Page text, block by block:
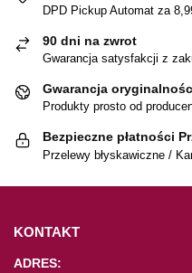
DPD Pickup Automat za
90 dni na zwrot
Gwarancja satysfakcji z
Gwarancja
Produkty prosto od
Bezpieczne płatności
Przelewy błyskawiczne /
KONTAKT
ADRES: